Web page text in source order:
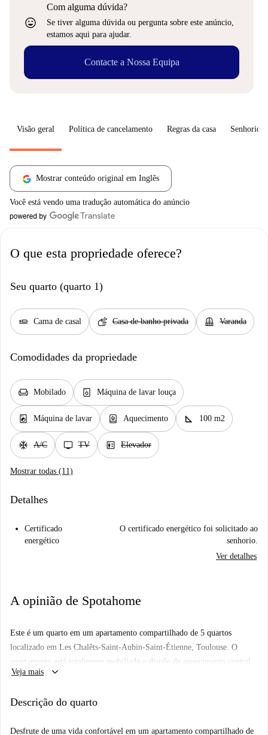
sentiment_very_satisfied
Com alguma dúvida?
Se tiver alguma dúvida ou pergunta sobre este anúncio,
estamos aqui para ajudar.
Contacte a Nossa Equipa
Visão geral Política de cancelamento Regras da casa Senhorio
Mostrar conteúdo original em Inglês
Você está vendo uma tradução automática do anúncio
O que esta propriedade oferece?
Seu quarto (quarto 1)
airline_seat_flat Cama de casal soap Casa de banho privada balcony Varanda
Comodidades da propriedade
chair Mobilado dishwasher_gen Máquina de lavar louça
local_laundry_service Máquina de lavar water_heater Aquecimento square_foot 100 m2
ac_unit A/C tv TV elevator Elevador
Mostrar todas (11)
Detalhes
Certificado
energético
O certificado energético foi solicitado ao
senhorio.
Ver detalhes
A opinião de Spotahome
Este é um quarto em um apartamento compartilhado de 5 quartos
localizado em Les Chalêts-Saint-Aubin-Saint-Étienne, Toulouse. O
apartamento está totalmente mobiliado e dispõe de aquecimento central,
máquina de lavar roupa privativa e lava-louças para maior comodidade.
aluguel, proporcionando praticidade aos inquilinos. Casais não são
Veja mais keyboard_arrow_down
Descrição do quarto
Desfrute de uma vida confortável em um apartamento compartilhado de